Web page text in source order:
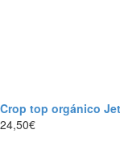
Crop top orgánico
24,50€